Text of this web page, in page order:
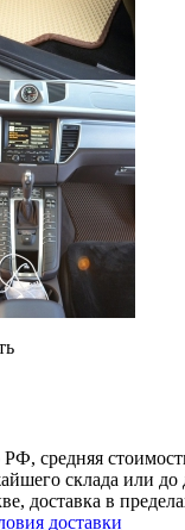
средняя
склада или до
доставка в
доставки